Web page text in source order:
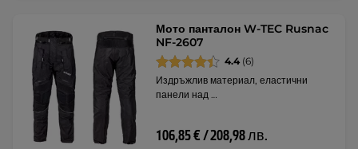
Мото панталон W-TEC Rusnac
NF-2607
4.4 (6)
Издръжлив материал, еластични
панели над …
106,85 € / 208,98 лв.